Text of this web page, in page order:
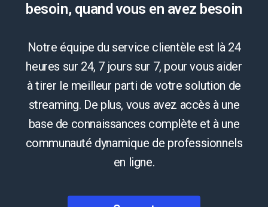
besoin, quand vous en avez besoin
Notre équipe du service clientèle est là 24
heures sur 24, 7 jours sur 7, pour vous aider
à tirer le meilleur parti de votre solution de
streaming. De plus, vous avez accès à une
base de connaissances complète et à une
communauté dynamique de professionnels
en ligne.